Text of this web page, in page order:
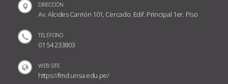
DIRECCIÓN
Av. Alcides Carrión 101, Cercado. Edif. Principal 1er. Piso
TELÉFONO
01 54 233803
WEB SITE
https://fmd.unsa.edu.pe/